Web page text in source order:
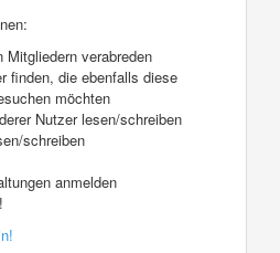
Mitgliedern verabreden
finden, die ebenfalls diese
möchten
Nutzer lesen/schreiben
schreiben
anmelden